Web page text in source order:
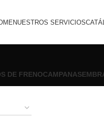
NUESTROS SERVICIOS
DE FRENOCAMPANAS